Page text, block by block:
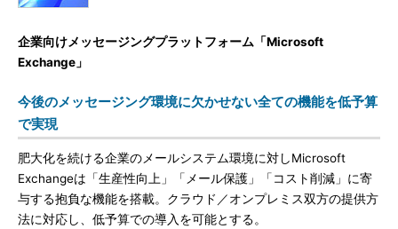
企業向けメッセージングプラットフォーム「Microsoft
Exchange」
今後のメッセージング環境に欠かせない全ての機能を低予算
で実現
肥大化を続ける企業のメールシステム環境に対しMicrosoft
Exchangeは「生産性向上」「メール保護」「コスト削減」に寄
与する抱負な機能を搭載。クラウド／オンプレミス双方の提供方
法に対応し、低予算での導入を可能とする。